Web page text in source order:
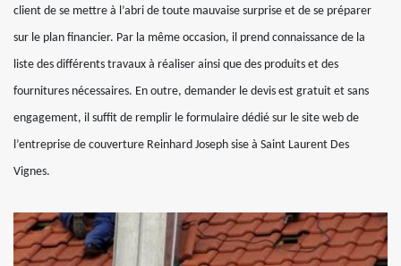
client de se mettre à l’abri de toute mauvaise surprise et de se préparer
sur le plan financier. Par la même occasion, il prend connaissance de la
liste des différents travaux à réaliser ainsi que des produits et des
fournitures nécessaires. En outre, demander le devis est gratuit et sans
engagement, il suffit de remplir le formulaire dédié sur le site web de
l’entreprise de couverture Reinhard Joseph sise à Saint Laurent Des
Vignes.